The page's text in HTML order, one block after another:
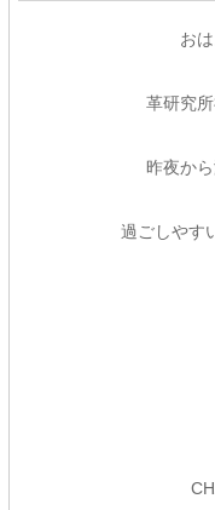
お
革研究
昨夜か
過ごしやす